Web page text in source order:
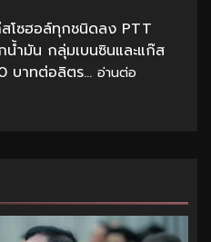
โซฮอล์ทุกชนิดลง PTT
ำมัน กลุ่มเบนซินและแก๊ส
บาทต่อลิตร... อ่านต่อ